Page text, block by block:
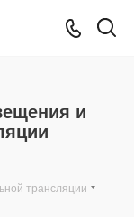
и
трансляции